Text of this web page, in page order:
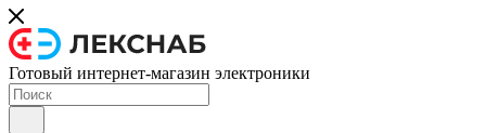
Готовый интернет-магазин электроники